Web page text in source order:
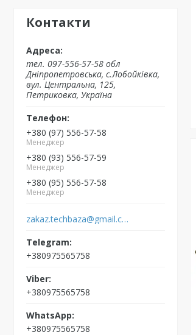
Контакти
тел. 097-556-57-58 обл
Дніпропетровська, с.Лобойківка,
вул. Центральна, 125,
Петриковка, Україна
+380 (97) 556-57-58
Менеджер
+380 (93) 556-57-59
Менеджер
+380 (95) 556-57-58
Менеджер
zakaz.techbaza@gmail.com
+380975565758
+380975565758
+380975565758